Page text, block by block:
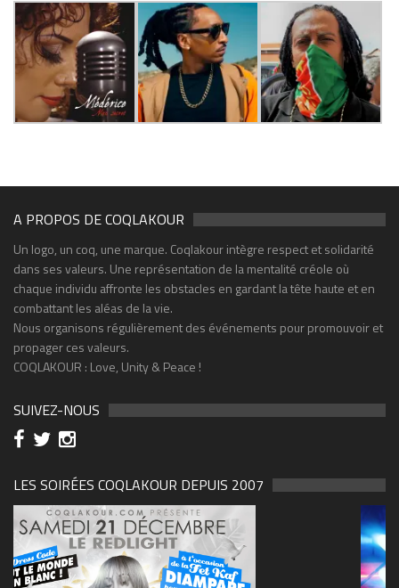
A PROPOS DE COQLAKOUR
Un logo, un coq, une marque. Coqlakour intègre respect et solidarité
dans ses valeurs. Une représentation de la mentalité créole où
chaque individu affronte les obstacles en gardant la tête haute et en
combattant les aléas de la vie.
Nous organisons régulièrement des événements pour promouvoir et
propager ces valeurs.
COQLAKOUR : Love, Unity & Peace !
SUIVEZ-NOUS
LES SOIRÉES COQLAKOUR DEPUIS 2007